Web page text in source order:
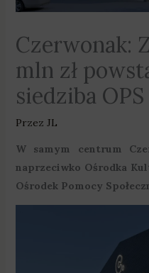
Czerwonak:
mln zł
siedziba OPS
Przez JL
W samym centrum
naprzeciwko Ośrodka
Ośrodek Pomocy